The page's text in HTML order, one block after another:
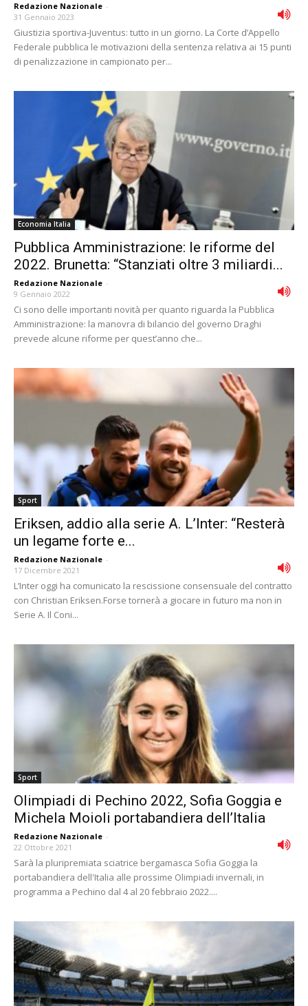
Redazione Nazionale -
31 Gennaio 2023
Giustizia sportiva-Juventus: tutto in un giorno. La Corte d’Appello
Federale pubblica le motivazioni della sentenza relativa ai 15 punti
di penalizzazione in campionato per...
Economia Italia
Pubblica Amministrazione: le riforme del
2022. Brunetta: “Stanziati oltre 3 miliardi...
Redazione Nazionale -
9 Gennaio 2022
Ci sono delle importanti novità per quanto riguarda la Pubblica
Amministrazione: la manovra di bilancio del governo Draghi
prevede alcune riforme per quest’anno che...
Sport
Eriksen, addio alla serie A. L’Inter: “Resterà
un legame forte e...
Redazione Nazionale -
17 Dicembre 2021
L’Inter oggi ha comunicato la rescissione consensuale del contratto
con Christian Eriksen.Forse tornerà a giocare in futuro ma non in
Serie A. Il Coni...
Sport
Olimpiadi di Pechino 2022, Sofia Goggia e
Michela Moioli portabandiera dell’Italia
Redazione Nazionale -
22 Ottobre 2021
Sarà la pluripremiata sciatrice bergamasca Sofia Goggia la
portabandiera dell'Italia alle prossime Olimpiadi invernali, in
programma a Pechino dal 4 al 20 febbraio 2022....